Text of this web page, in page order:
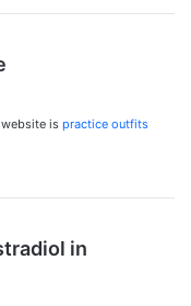
is practice outfits
in